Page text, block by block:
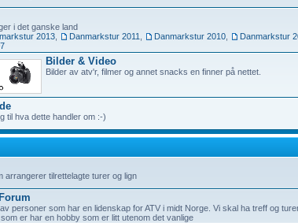
i det ganske land
2013 Danmarkstur 2011 Danmarkstur 2010 Danmarkstur
Bilder & Video
Bilder av atv'r, filmer og annet snacks en finner på nettet.
til hva dette handler om :-)
arrangerer tilrettelagte turer og lign
personer som har en lidenskap for ATV i midt Norge. Vi skal ha treff og
er har en hobby som er litt utenom det vanlige